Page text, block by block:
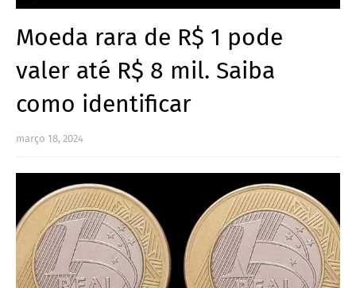
Moeda rara de R$ 1 pode
valer até R$ 8 mil. Saiba
como identificar
março 18, 2024